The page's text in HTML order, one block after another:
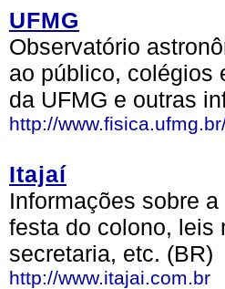
UFMG
Observatório
ao público, colégios
da UFMG e outras
http://
Itajaí
Informações sobre
festa do colono, leis
secretaria, etc. (BR)
http://www.itajai.com.br